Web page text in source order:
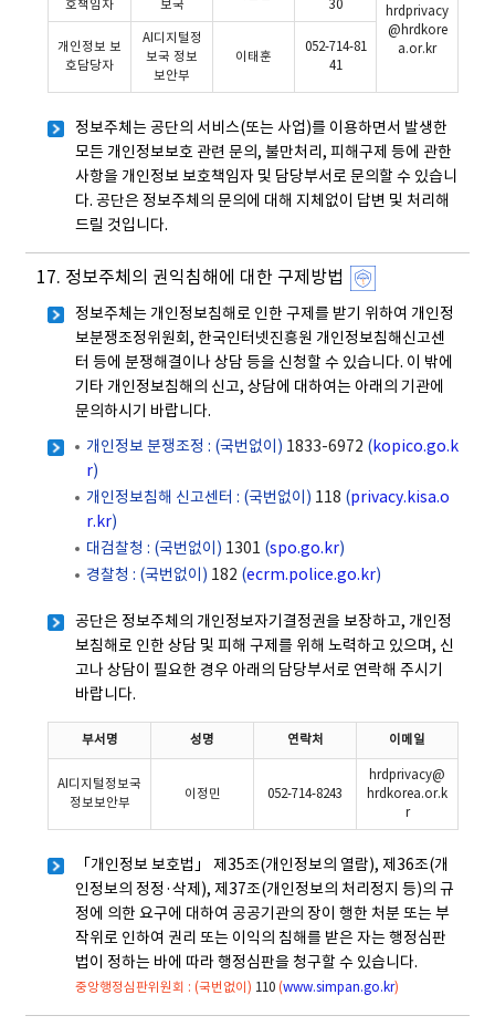
호책임자
보국
30
hrdprivacy
@hrdkore
a.or.kr
개인정보 보
호담당자
AI디지털정
보국 정보
보안부
이태훈
052-714-81
41
정보주체는 공단의 서비스(또는 사업)를 이용하면서 발생한
모든 개인정보보호 관련 문의, 불만처리, 피해구제 등에 관한
사항을 개인정보 보호책임자 및 담당부서로 문의할 수 있습니
다. 공단은 정보주체의 문의에 대해 지체없이 답변 및 처리해
드릴 것입니다.
17. 정보주체의 권익침해에 대한 구제방법
정보주체는 개인정보침해로 인한 구제를 받기 위하여 개인정
보분쟁조정위원회, 한국인터넷진흥원 개인정보침해신고센
터 등에 분쟁해결이나 상담 등을 신청할 수 있습니다. 이 밖에
기타 개인정보침해의 신고, 상담에 대하여는 아래의 기관에
문의하시기 바랍니다.
개인정보 분쟁조정 : (국번없이) 1833-6972 (kopico.go.k
r)
개인정보침해 신고센터 : (국번없이) 118 (privacy.kisa.o
r.kr)
대검찰청 : (국번없이) 1301 (spo.go.kr)
경찰청 : (국번없이) 182 (ecrm.police.go.kr)
공단은 정보주체의 개인정보자기결정권을 보장하고, 개인정
보침해로 인한 상담 및 피해 구제를 위해 노력하고 있으며, 신
고나 상담이 필요한 경우 아래의 담당부서로 연락해 주시기
바랍니다.
부서명 성명 연락처 이메일
AI디지털정보국
정보보안부
이정민 052-714-8243
hrdprivacy@
hrdkorea.or.k
r
「개인정보 보호법」 제35조(개인정보의 열람), 제36조(개
인정보의 정정·삭제), 제37조(개인정보의 처리정지 등)의 규
정에 의한 요구에 대하여 공공기관의 장이 행한 처분 또는 부
작위로 인하여 권리 또는 이익의 침해를 받은 자는 행정심판
법이 정하는 바에 따라 행정심판을 청구할 수 있습니다.
중앙행정심판위원회 : (국번없이) 110 (www.simpan.go.kr)